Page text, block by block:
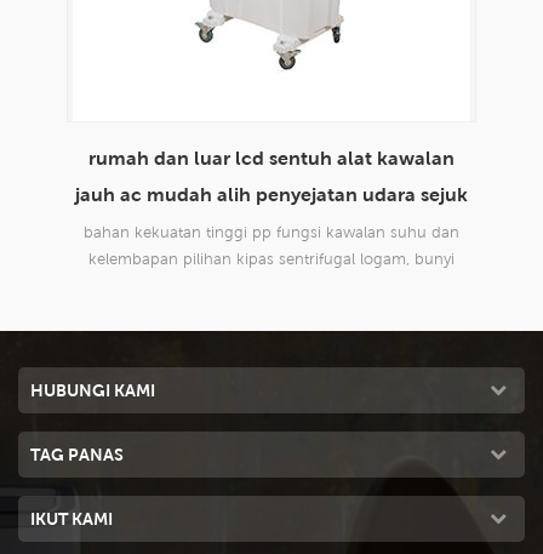
envirotech 8000cmh penggunaan rumah
domestik mudah alih penyejatan penyejatan
udara sejuk
reka bentuk baru, sesuai untuk semua jenis aplikasi
dalaman dan luaran, komersil dan perindustrian.
HUBUNGI KAMI
TAG PANAS
IKUT KAMI